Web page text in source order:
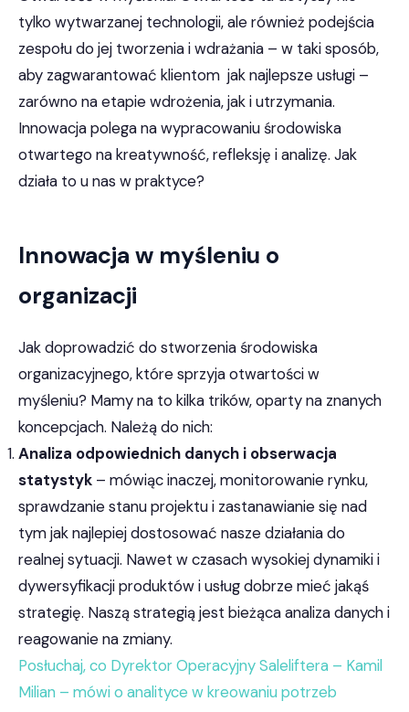
tylko wytwarzanej technologii, ale również podejścia
zespołu do jej tworzenia i wdrażania – w taki sposób,
aby zagwarantować klientom jak najlepsze usługi –
zarówno na etapie wdrożenia, jak i utrzymania.
Innowacja polega na wypracowaniu środowiska
otwartego na kreatywność, refleksję i analizę. Jak
działa to u nas w praktyce?
Innowacja w myśleniu o
organizacji
Jak doprowadzić do stworzenia środowiska
organizacyjnego, które sprzyja otwartości w
myśleniu? Mamy na to kilka trików, oparty na znanych
koncepcjach. Należą do nich:
Analiza odpowiednich danych i obserwacja
statystyk – mówiąc inaczej, monitorowanie rynku,
sprawdzanie stanu projektu i zastanawianie się nad
tym jak najlepiej dostosować nasze działania do
realnej sytuacji. Nawet w czasach wysokiej dynamiki i
dywersyfikacji produktów i usług dobrze mieć jakąś
strategię. Naszą strategią jest bieżąca analiza danych i
reagowanie na zmiany.
Posłuchaj, co Dyrektor Operacyjny Saleliftera – Kamil
Milian – mówi o analityce w kreowaniu potrzeb